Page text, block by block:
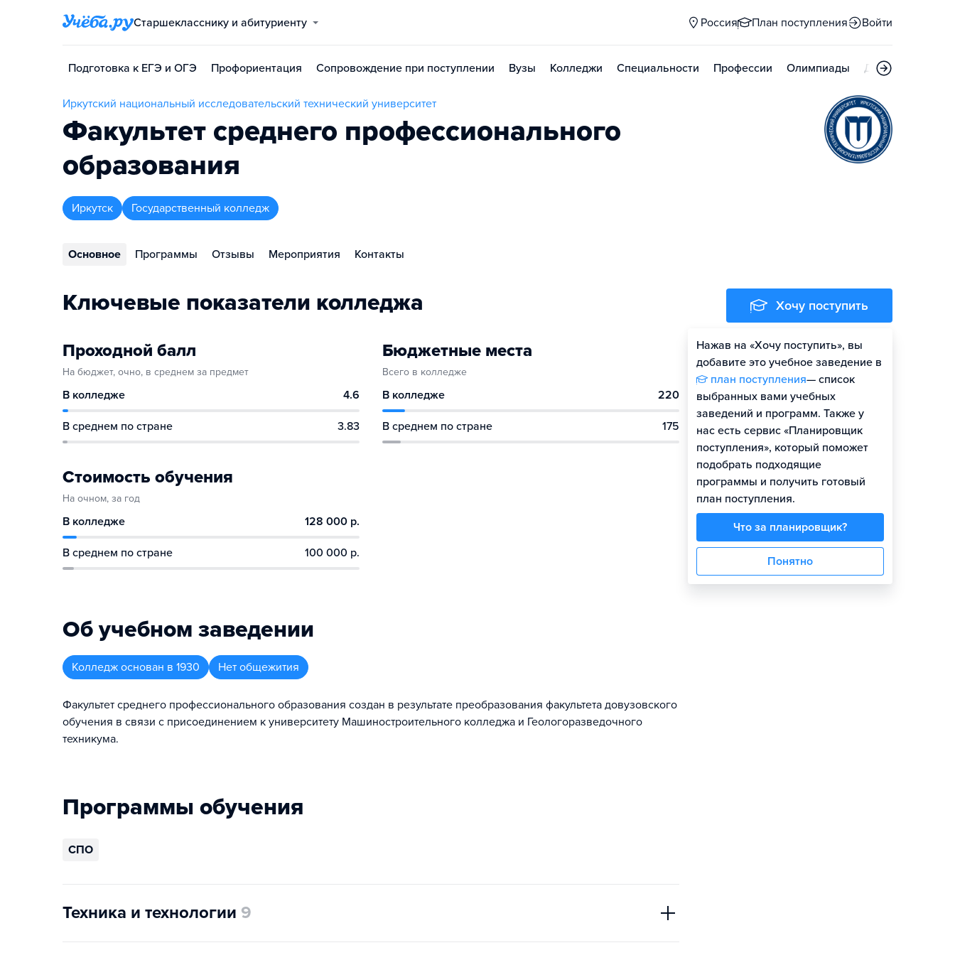
Старшекласснику и абитуриенту Россия План поступления Войти
Подготовка к ЕГЭ и ОГЭ Профориентация Сопровождение при поступлении Вузы Колледжи Специальности Профессии Олимпиады Дни открытых
Иркутский национальный исследовательский технический университет
Факультет среднего профессионального
образования
Иркутск Государственный колледж
Основное Программы Отзывы Мероприятия Контакты
Ключевые показатели колледжа
Проходной балл
На бюджет, очно, в среднем за предмет
В колледже 4.6
В среднем по стране 3.83
Бюджетные места
Всего в колледже
В колледже 220
В среднем по стране 175
Стоимость обучения
На очном, за год
В колледже 128 000 р.
В среднем по стране 100 000 р.
Об учебном заведении
Колледж основан в 1930 Нет общежития
Факультет среднего профессионального образования создан в результате преобразования факультета довузовского
обучения в связи с присоединением к университету Машиностроительного колледжа и Геологоразведочного
техникума.
Программы обучения
СПО
Техника и технологии 9
Хочу поступить
Нажав на «Хочу поступить», вы
добавите это учебное заведение в
план поступления— список
выбранных вами учебных
заведений и программ. Также у
нас есть сервис «Планировщик
поступления», который поможет
подобрать подходящие
программы и получить готовый
план поступления.
Что за планировщик?
Понятно